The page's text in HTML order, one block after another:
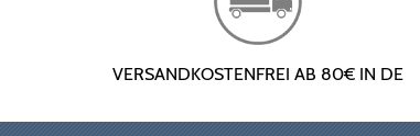
VERSANDKOSTENFREI AB 80€ IN DE